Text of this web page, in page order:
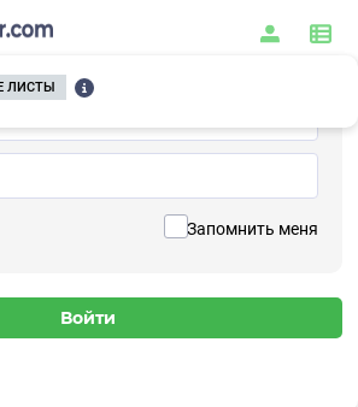
Запомнить меня
ЛИСТЫ
приборы и автоматика / Датчики /
/ 3A201TH-640